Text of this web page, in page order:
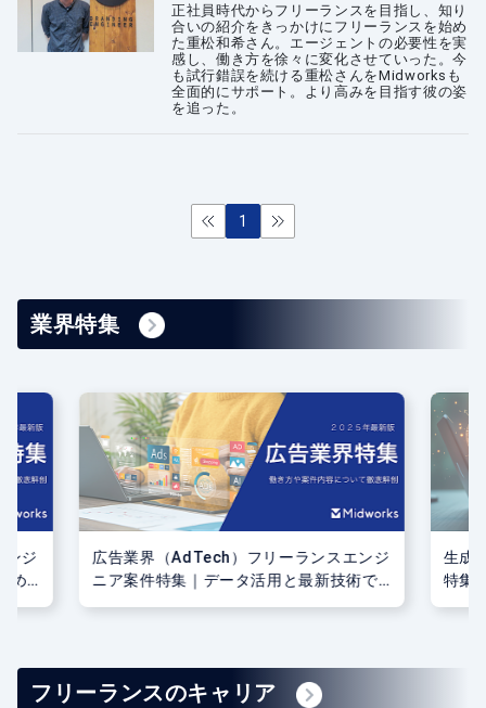
正社員時代からフリーランスを目指し、知り
合いの紹介をきっかけにフリーランスを始め
た重松和希さん。エージェントの必要性を実
感し、働き方を徐々に変化させていった。今
も試行錯誤を続ける重松さんをMidworksも
全面的にサポート。より高みを目指す彼の姿
を追った。
1
業界特集
ンジ
め
広告業界（AdTech）フリーランスエンジ
ニア案件特集｜データ活用と最新技術で
生成
特集
フリーランスのキャリア